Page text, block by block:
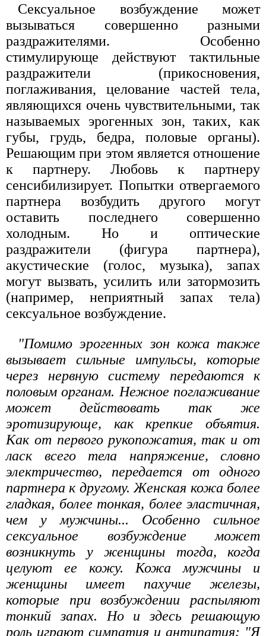
Сексуальное возбуждение может
вызываться совершенно разными
раздражителями. Особенно
стимулирующе действуют тактильные
раздражители (прикосновения,
поглаживания, целование частей тела,
являющихся очень чувствительными, так
называемых эрогенных зон, таких, как
губы, грудь, бедра, половые органы).
Решающим при этом является отношение
к партнеру. Любовь к партнеру
сенсибилизирует. Попытки отвергаемого
партнера возбудить другого могут
оставить последнего совершенно
холодным. Но и оптические
раздражители (фигура партнера),
акустические (голос, музыка), запах
могут вызвать, усилить или затормозить
(например, неприятный запах тела)
сексуальное возбуждение.
"Помимо эрогенных зон кожа также
вызывает сильные импульсы, которые
через нервную систему передаются к
половым органам. Нежное поглаживание
может действовать так же
эротизирующе, как крепкие объятия.
Как от первого рукопожатия, так и от
ласк всего тела напряжение, словно
электричество, передается от одного
партнера к другому. Женская кожа более
гладкая, более тонкая, более эластичная,
чем у мужчины... Особенно сильное
сексуальное возбуждение может
возникнуть у женщины тогда, когда
целуют ее кожу. Кожа мужчины и
женщины имеет пахучие железы,
которые при возбуждении распыляют
тонкий запах. Но и здесь решающую
роль играют симпатия и антипатия: "Я